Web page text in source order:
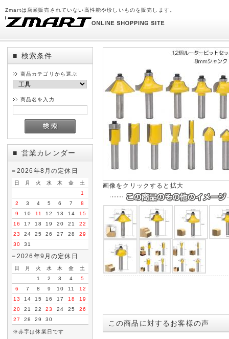
Zmartは店頭販売されていない高性能や珍しいものを販売します。
■ 検索条件
商品カテゴリから選ぶ
商品名を入力
■ 営業カレンダー
2026年8月の定休日
日 月 火 水 木 金
土
1
2
3 4 5 6 7
8
9
10 11 12 13 14
15
16
17 18 19 20 21
22
23
24 25 26 27 28
29
30
31
2026年9月の定休日
日 月 火 水 木 金
土
1
2 3 4
5
6
7 8 9 10 11
12
13
14 15 16 17 18
19
20
21 22 23 24 25
26
27
28 29 30
※赤字は休業日です
画像をクリックすると拡大
この商品に対するお客様の声